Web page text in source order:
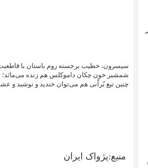
سیسرون، خطیب برجسته روم باستان با
شمشیر خون چکان داموکلس هم زنده می‌مانَد؛
چنین تیغ بُراّنی هم می‌توان خندید و نوشید و
منبع:پژواک ایران